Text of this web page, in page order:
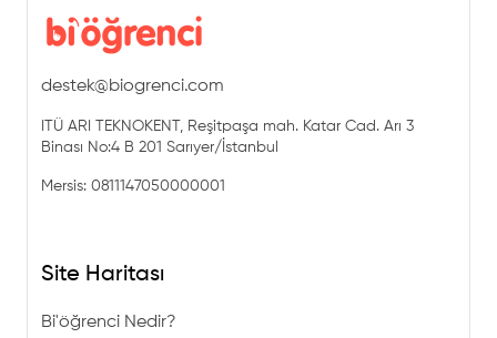
destek@biogrenci.com
ITÜ ARI TEKNOKENT, Reşitpaşa mah. Katar Cad. Arı 3
Binası No:4 B 201 Sarıyer/İstanbul
Mersis: 0811147050000001
Site Haritası
Bi'öğrenci Nedir?